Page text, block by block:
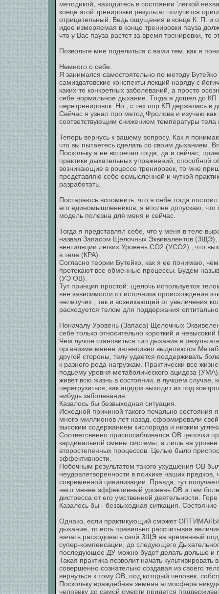
методикой, находитесь в состоянии 'легкой
конце этой тренировки результат получится
отрицательный. Ведь ощущения в конце К. П. и
идее измеряемая в конце тренировки пауза
что у Вас пауза растет за время тренировки, то
Позвольте мне поделиться с вами тем, как я
Немного о себе.
Я занимался самостоятельно по методу
самиздатовские конспекты лекций наряду с
каких-то конкретных заболеваний, а просто
себе нормальное дыхание. Тогда я дошел до
перетренировок. Но , с тех пор КП держалась в
Сейчас я узнал про метод Фролова и изучаю как
соответствующим снижением температуры тела
Теперь вернусь к вашему вопросу. Как я
что вы пытаетесь сделать со своим дыханием.
Поскольку я не встречал тогда, да и
практики дыхательных упражнений,
возникающие в роцессе тренировок, то мне
представляю себе осмысленной и чуткой
разработать.
Постараюсь вспомнить, что я себе тогда
его единомышленников, я вполне допускаю, что
модель полезна для меня и сейчас.
Тогда я представлял себе, что у меня в теле
назвал Запасом Щелочных Эквивалентов (ЗЩЭ),
вентиляции легких Уровень СО2 (УСО2) , что
в теле (КРА).
Согласно теории Бутейко, как я ее понимаю,
протекают все обменные процессы. Будем
(УЭ ОВ).
Тут принцип простой: щелочь используется
вне зависимости от источника происхождения
нелетучих , так и возникающей от увеличения
расходуется телом для поддержания
Поначалу Уровень (Запаса) Щелочных
себе только относительно короткий и невысокий
Чем лучше становиться тип дыхания в
организме менее интенсивно выделяются
другой стороны, телу удается поддерживать
к разного рода нагрузкам. Практически все
подьему уровня метаболического ацидоза
живет всю жизнь в состоянии, в лучшем случае,
перегрузиться, как ацидоз выходит из под
нибудь заболевания.
Казалось бы безвыходная ситуация.
Исходной причиной такого печально состояния
много миллионов лет назад, сформировали
высоким содержанием кислорода и низким
Соответсвенно приспосабливался ОВ цепочки
кардинальной смены системы, а лишь на уровне
второстепенных процессов. Целью было
эффективности.
Побочным результатом такого ухудшения ОВ
неудовлетворенности в психике наших
современной цивилизации. Правда, тут
него менее эффективный уровень ОВ и тем
дистресса от его умственной деятельности.
Казалось бы - безвыходная ситкация.
Однако, если практикующий сможет
дыхание, то есть правильно рассчитывая
начать расходовать свой ЗЩЭ на временный
супер-компенсации, до следующего
последующее ДУ можно будет делать дольше
Такая практика позволит начать
совершенно сознательно создавая из своего
вернуться к тому ОВ, под который человек,
Поскольку враждебная земная атмосфера
человеку до самой смерти придется